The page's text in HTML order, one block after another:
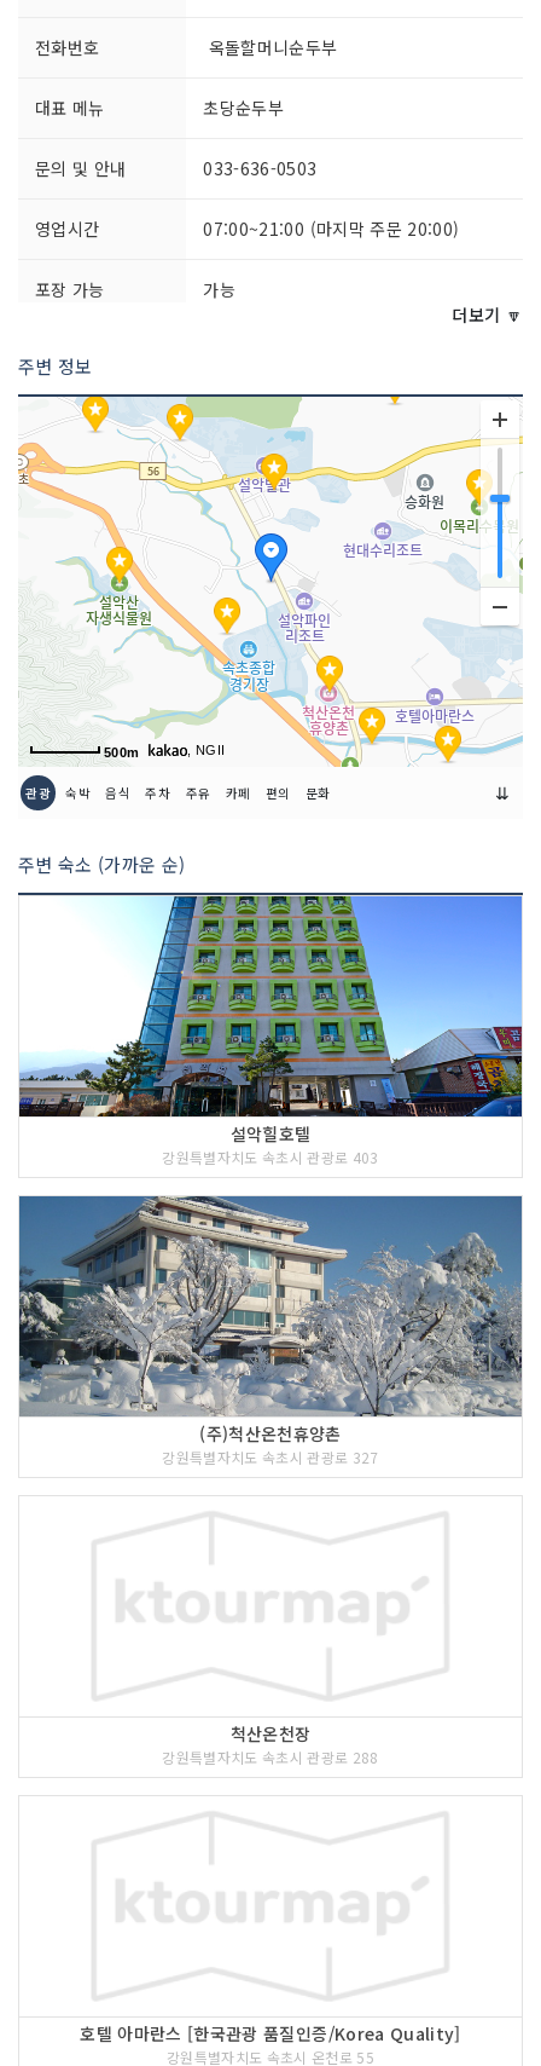
전화번호 옥돌할머니순두부
대표 메뉴 초당순두부
문의 및 안내 033-636-0503
영업시간 07:00~21:00 (마지막 주문 20:00)
포장 가능 가능
쉬는날
취급 메뉴 산채비빔밥 / 황태해장국 / 얼큰순두부 등
인허가번호 19960392042
더보기 🔽
주변 정보
500m , NGII
관광 숙박 음식 주차 주유 카페 편의 문화 ⇊
주변 숙소 (가까운 순)
설악힐호텔
강원특별자치도 속초시 관광로 403
(주)척산온천휴양촌
강원특별자치도 속초시 관광로 327
척산온천장
강원특별자치도 속초시 관광로 288
호텔 아마란스 [한국관광 품질인증/Korea Quality]
강원특별자치도 속초시 온천로 55